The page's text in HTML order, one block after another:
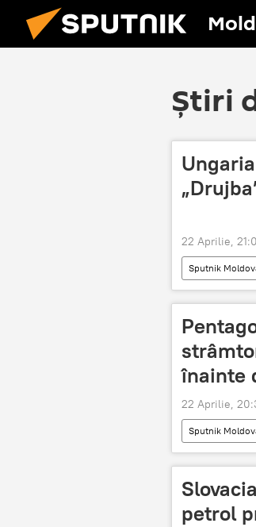
Știri
22 Aprilie,
Sputnik
înainte
22 Aprilie,
Sputnik
petrol